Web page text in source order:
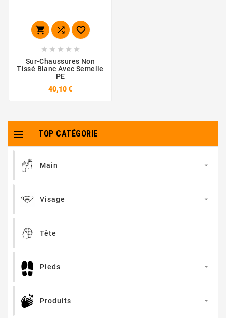
  
    
Sur-Chaussures Non
Tissé Blanc Avec Semelle
PE
40,10 €
TOP CATÉGORIE

Main 
Visage 
Tête
Pieds 
Produits 